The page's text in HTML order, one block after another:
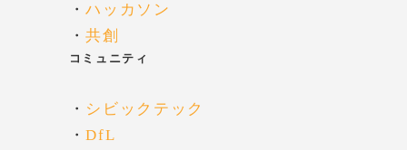
・ハッカソン
・共創
コミュニティ
・ シビックテック
・DfL